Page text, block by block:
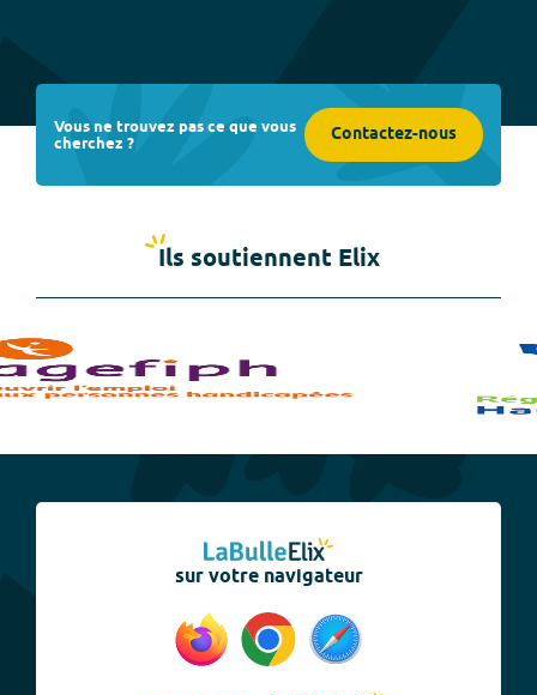
Vous ne trouvez pas ce que vous
cherchez ? Contactez-nous
Ils soutiennent Elix
sur votre navigateur